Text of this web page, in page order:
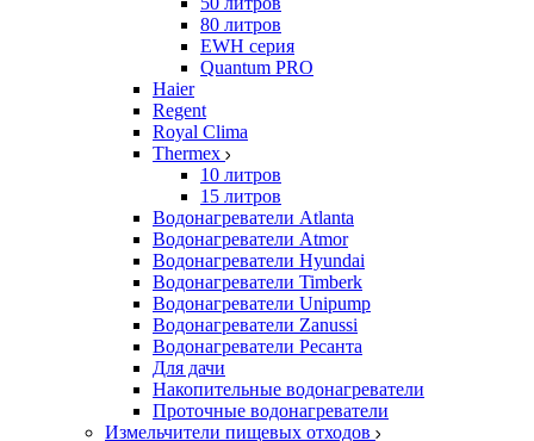
80 литров
EWH серия
Quantum PRO
Haier
Regent
Royal Clima
Thermex
10 литров
15 литров
Водонагреватели Atlanta
Водонагреватели Atmor
Водонагреватели Hyundai
Водонагреватели Timberk
Водонагреватели Unipump
Водонагреватели Zanussi
Водонагреватели Ресанта
Для дачи
Накопительные водонагреватели
Проточные водонагреватели
Измельчители пищевых отходов